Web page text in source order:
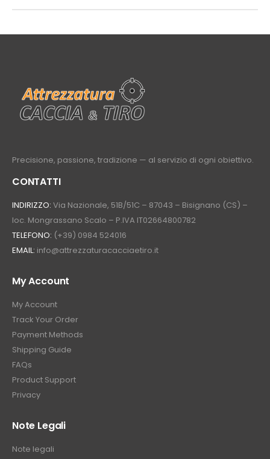
Precisione, passione, tradizione — al servizio di ogni obiettivo.
CONTATTI
INDIRIZZO: Via Nazionale, 51B/51C – 87043 – Bisignano (CS) –
loc. Mongrassano Scalo – P.IVA IT02664800782
TELEFONO: (+39) 0984 524016
EMAIL: info@attrezzaturacacciaetiro.it
My Account
My Account
Track Your Order
Payment Methods
Shipping Guide
FAQs
Product Support
Privacy
Note Legali
Note legali